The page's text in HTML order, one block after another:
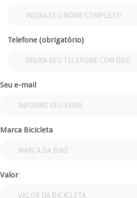
Telefone (obrigatório)
Seu e-mail
Marca Bicicleta
Valor